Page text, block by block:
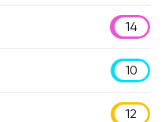
14
10
12